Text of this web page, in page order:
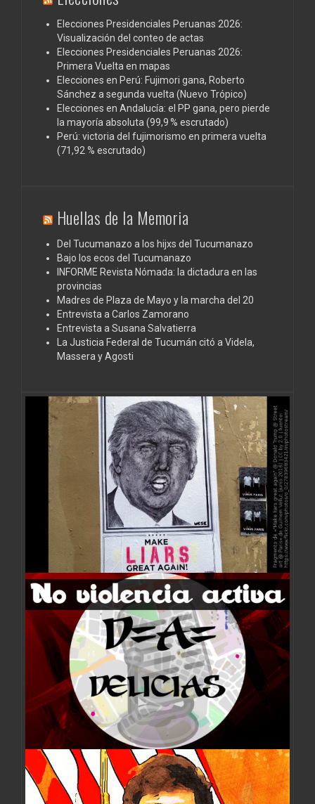
Elecciones Presidenciales Peruanas 2026:
Visualización del conteo de actas
Elecciones Presidenciales Peruanas 2026:
Primera Vuelta en mapas
Elecciones en Perú: Fujimori gana, Roberto
Sánchez a segunda vuelta (Nuevo Trópico)
Elecciones en Andalucía: el PP gana, pero pierde
la mayoría absoluta (99,9 % escrutado)
Perú: victoria del fujimorismo en primera vuelta
(71,92 % escrutado)
Huellas de la Memoria
Del Tucumanazo a los hijxs del Tucumanazo
Bajo los ecos del Tucumanazo
INFORME Revista Nómada: la dictadura en las
provincias
Madres de Plaza de Mayo y la marcha del 20
Entrevista a Carlos Zamorano
Entrevista a Susana Salvatierra
La Justicia Federal de Tucumán citó a Videla,
Massera y Agosti